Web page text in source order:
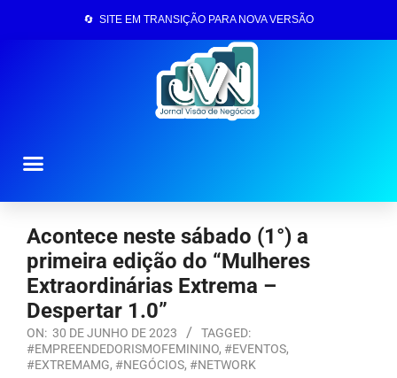
🔄 SITE EM TRANSIÇÃO PARA NOVA VERSÃO
Acontece neste sábado (1°) a
primeira edição do “Mulheres
Extraordinárias Extrema –
Despertar 1.0”
ON: 30 DE JUNHO DE 2023
TAGGED:
#EMPREENDEDORISMOFEMININO, #EVENTOS,
#EXTREMAMG, #NEGÓCIOS, #NETWORK